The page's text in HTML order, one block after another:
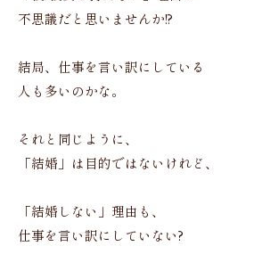
不思議だと思いませんか!?
結局、仕事を言い訳にしている
人も多いのかな。
それと同じように、
「結婚」は目的ではないけれど、
「結婚しない」理由も、
仕事を言い訳にしていない?